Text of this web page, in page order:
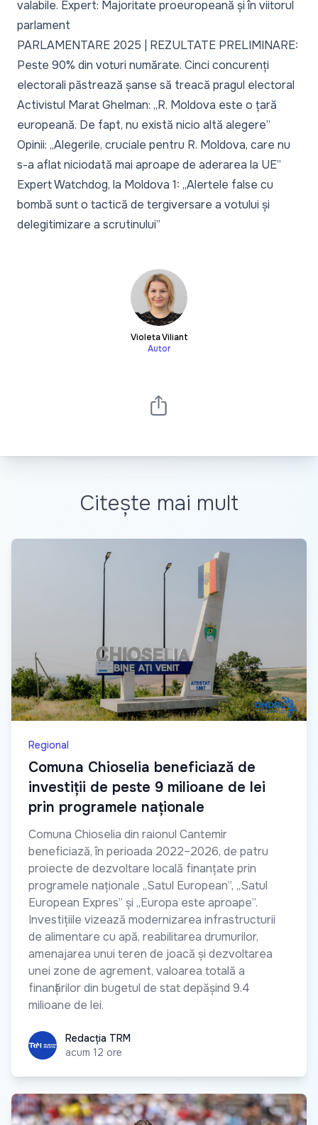
valabile. Expert: Majoritate proeuropeană și în viitorul
parlament
PARLAMENTARE 2025 | REZULTATE PRELIMINARE:
Peste 90% din voturi numărate. Cinci concurenți
electorali păstrează șanse să treacă pragul electoral
Activistul Marat Ghelman: „R. Moldova este o țară
europeană. De fapt, nu există nicio altă alegere”
Opinii: „Alegerile, cruciale pentru R. Moldova, care nu
s-a aflat niciodată mai aproape de aderarea la UE”
Expert Watchdog, la Moldova 1: „Alertele false cu
bombă sunt o tactică de tergiversare a votului și
delegitimizare a scrutinului”
Violeta Viliant
Autor
Citește mai mult
Regional
Comuna Chioselia beneficiază de
investiții de peste 9 milioane de lei
prin programele naționale
Comuna Chioselia din raionul Cantemir
beneficiază, în perioada 2022–2026, de patru
proiecte de dezvoltare locală finanțate prin
programele naționale „Satul European”, „Satul
European Expres” și „Europa este aproape”.
Investițiile vizează modernizarea infrastructurii
de alimentare cu apă, reabilitarea drumurilor,
amenajarea unui teren de joacă și dezvoltarea
unei zone de agrement, valoarea totală a
finanțărilor din bugetul de stat depășind 9.4
milioane de lei.
Redacția TRM
Redacția TRM
acum 12 ore